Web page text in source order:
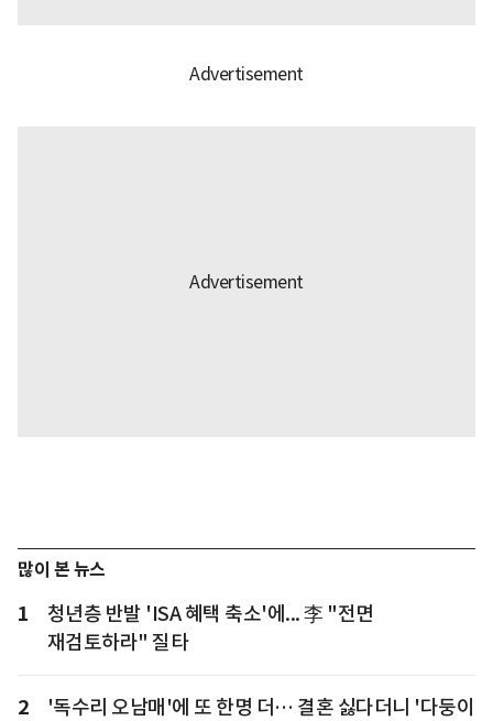
많이 본 뉴스
1
청년층 반발 'ISA 혜택 축소'에... 李 "전면
재검토하라" 질타
2
'독수리 오남매'에 또 한명 더… 결혼 싫다더니 '다둥이